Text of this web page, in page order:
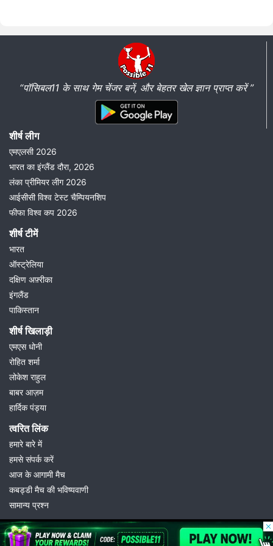
“पॉसिबल11 के साथ गेम चेंजर बनें, और बेहतर खेल ज्ञान प्राप्त करें ”
शीर्ष लीग
एमएलसी 2026
भारत का इंग्लैंड दौरा, 2026
लंका प्रीमियर लीग 2026
आईसीसी विश्व टेस्ट चैम्पियनशिप
फीफा विश्व कप 2026
शीर्ष टीमें
भारत
ऑस्ट्रेलिया
दक्षिण अफ़्रीका
इंगलैंड
पाकिस्तान
शीर्ष खिलाड़ी
एमएस धोनी
रोहित शर्मा
लोकेश राहुल
बाबर आज़म
हार्दिक पंड्या
त्वरित लिंक
हमारे बारे में
हमसे संपर्क करें
आज के आगामी मैच
कबड्डी मैच की भविष्यवाणी
सामान्य प्रश्न
© 2026 Possible11